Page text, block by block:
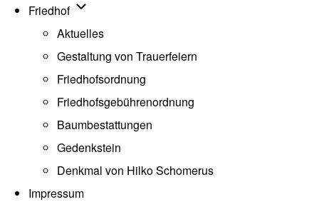
Friedhof Unternavigation von Friedhof
Aktuelles
Gestaltung von Trauerfeiern
Friedhofsordnung
Friedhofsgebührenordnung
Baumbestattungen
Gedenkstein
Denkmal von Hilko Schomerus
Impressum